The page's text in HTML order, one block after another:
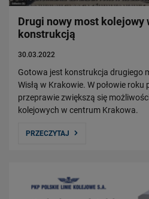
Drugi nowy most kolejowy
konstrukcją
30.03.2022
Gotowa jest konstrukcja drugiego
Wisłą w Krakowie. W połowie
przeprawie zwiększą się
kolejowych w centrum Krakowa.
PRZECZYTAJ
Struktura Spółki
Spółki zależne
Raport roczny
Zrównoważony rozwój
Obserwuj nas